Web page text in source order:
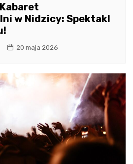
w Nidzicy: Spektakl
20 maja 2026